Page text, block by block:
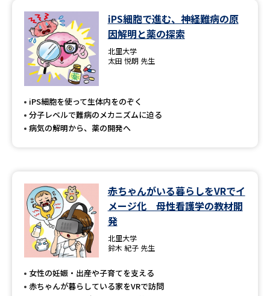
学問のミニ講義「夢ナビ講義」 学問分野解説
学問の教科書 夢ナビライブ
ユーザーサポート
Ｑ＆Ａ よくあるご質問
テレメール
お支払いサイト
個人情報取扱規定
特定商取引表記
iPS細胞で進む、神経難病の原
因解明と薬の探索
北里大学
太田 悦朗 先生
iPS細胞を使って生体内をのぞく
分子レベルで難病のメカニズムに迫る
病気の解明から、薬の開発へ
赤ちゃんがいる暮らしをVRでイ
メージ化 母性看護学の教材開
発
北里大学
鈴木 紀子 先生
女性の妊娠・出産や子育てを支える
赤ちゃんが暮らしている家をVRで訪問